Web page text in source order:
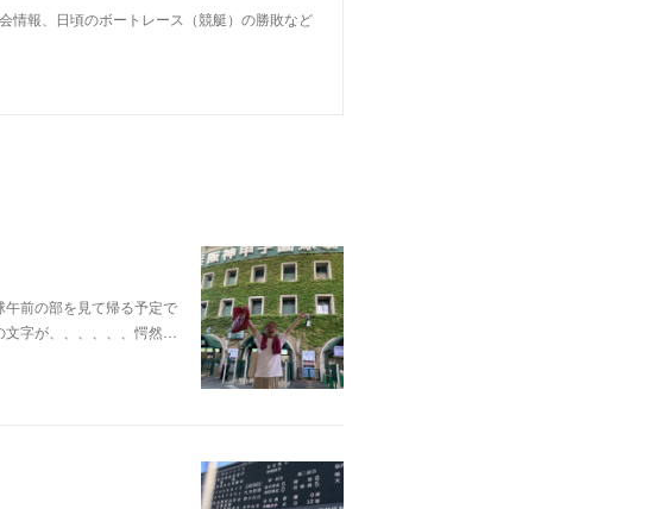
報、日頃のボートレース（競艇）の勝敗など
前の部を見て帰る予定で
字が、、、、、、愕然…